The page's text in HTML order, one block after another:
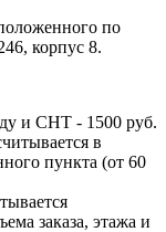
по
корпус 8.
и СНТ - 1500 руб.
в
пункта (от 60
заказа, этажа и